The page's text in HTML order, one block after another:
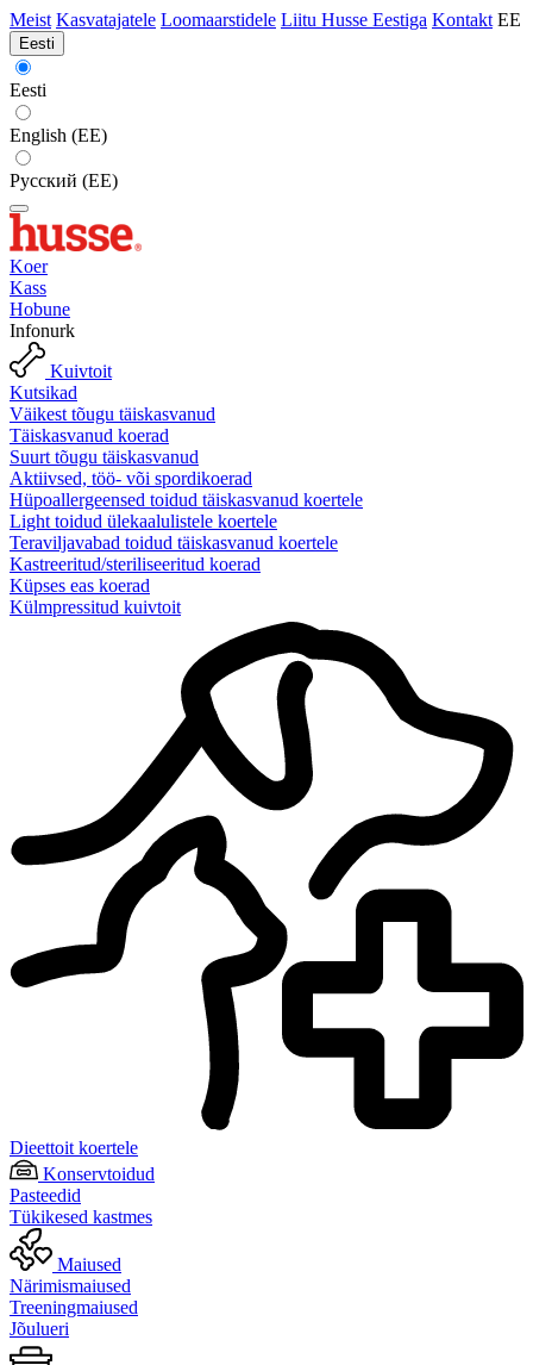
Meist Kasvatajatele Loomaarstidele Liitu Husse Eestiga Kontakt EE
Eesti
Eesti
English (EE)
Русский (EE)
Koer
Kass
Hobune
Infonurk
Kuivtoit
Kutsikad
Väikest tõugu täiskasvanud
Täiskasvanud koerad
Suurt tõugu täiskasvanud
Aktiivsed, töö- või spordikoerad
Hüpoallergeensed toidud täiskasvanud koertele
Light toidud ülekaalulistele koertele
Teraviljavabad toidud täiskasvanud koertele
Kastreeritud/steriliseeritud koerad
Küpses eas koerad
Külmpressitud kuivtoit
Dieettoit koertele
Konservtoidud
Pasteedid
Tükikesed kastmes
Maiused
Närimismaiused
Treeningmaiused
Jõulueri